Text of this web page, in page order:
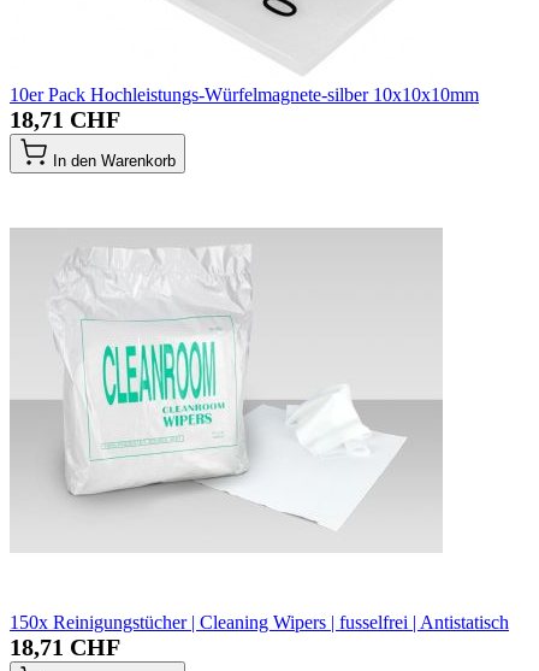
10er Pack Hochleistungs-Würfelmagnete-silber 10x10x10mm
18,71 CHF
In den Warenkorb
150x Reinigungstücher | Cleaning Wipers | fusselfrei | Antistatisch
18,71 CHF